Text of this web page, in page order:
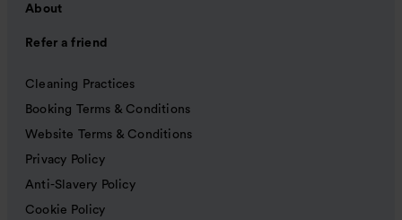
About
Refer a friend
Cleaning Practices
Booking Terms & Conditions
Website Terms & Conditions
Privacy Policy
Anti-Slavery Policy
Cookie Policy